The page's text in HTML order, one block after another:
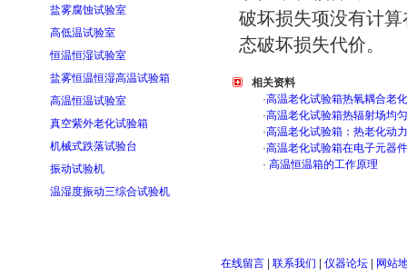
盐雾腐蚀试验室
高低温试验室
恒温恒湿试验室
盐雾恒温恒湿高温试验箱
高温恒温试验室
真空紫外老化试验箱
机械式跌落试验台
振动试验机
温湿度振动三综合试验机
破坏损失项没有计
态破坏损失代价。
相关资料
·高温老化试验箱热氧耦合老
·高温老化试验箱热辐射场均
·高温老化试验箱：热老化动
·高温老化试验箱在电子元器
· 高温恒温箱的工作原理
在线留言| 联系我们 仪器论坛| 网站